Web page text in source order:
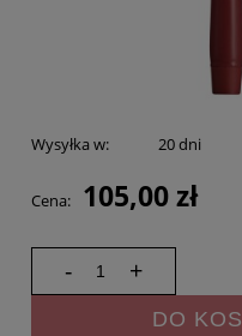
Wysyłka w: 20 dni
Cena: 105,00 zł
- +
DO